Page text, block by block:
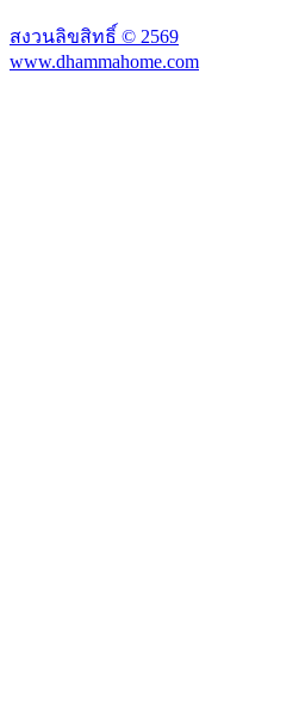
สงวนลิขสิทธิ์ © 2569
www.dhammahome.com